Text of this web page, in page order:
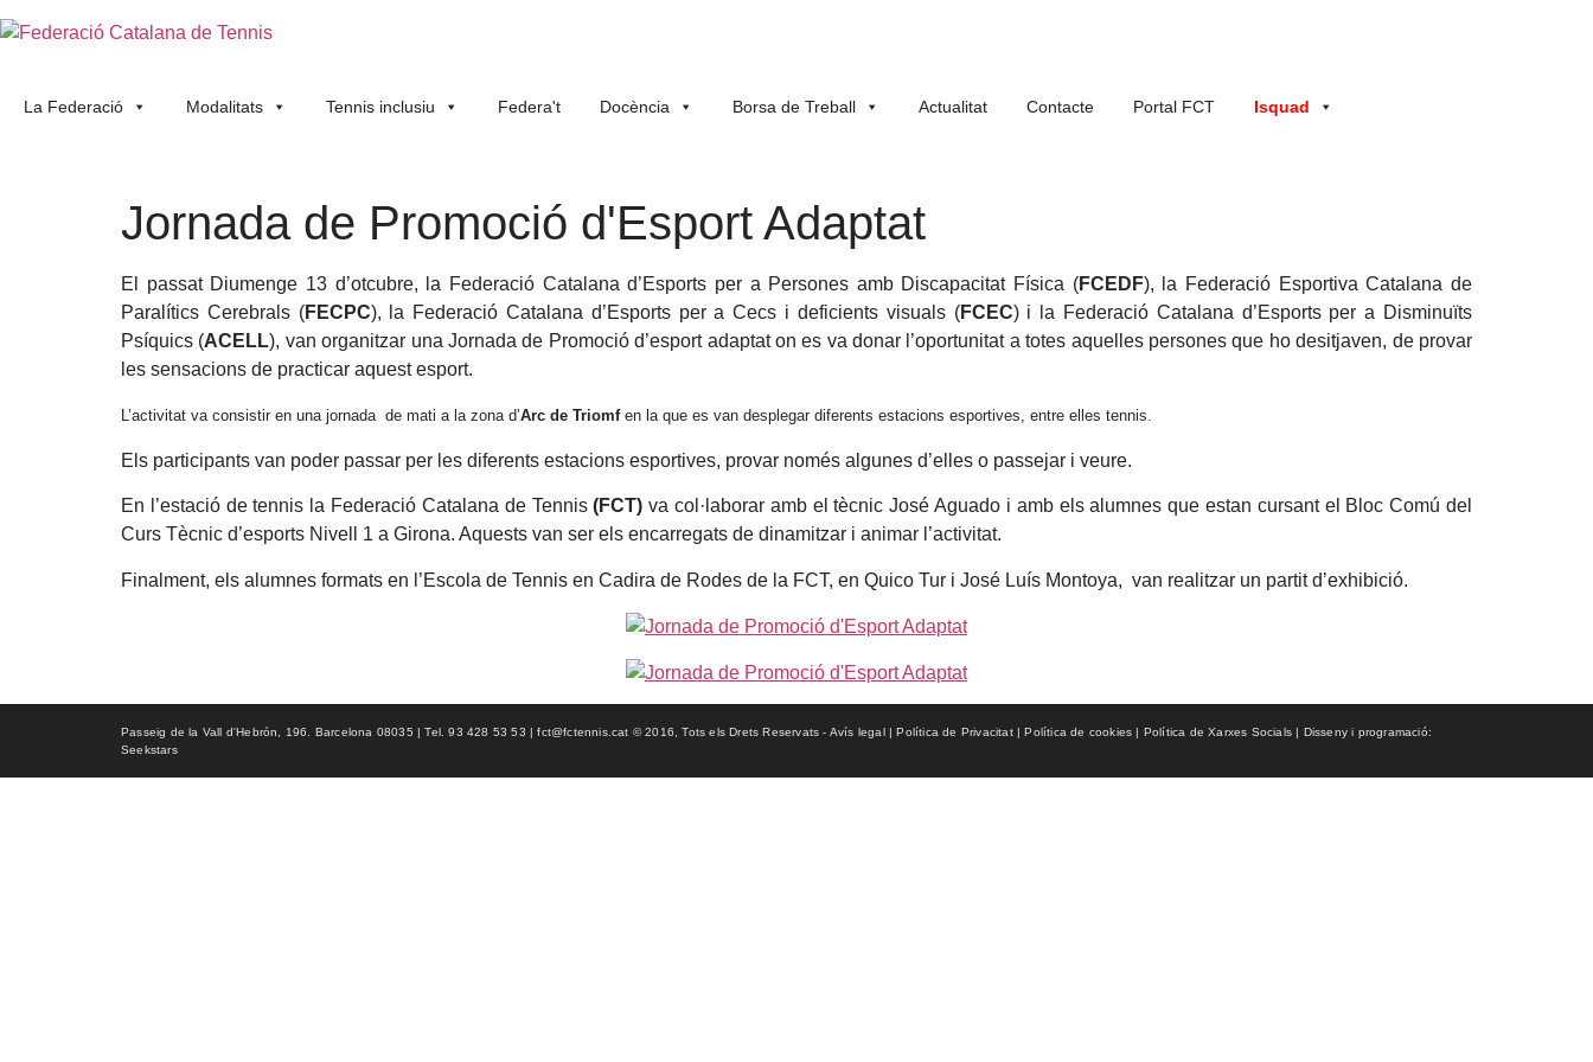
La Federació Modalitats Tennis inclusiu Federa't Docència Borsa de Treball Actualitat Contacte Portal FCT Isquad
Jornada de Promoció d'Esport Adaptat
El passat Diumenge 13 d’otcubre, la Federació Catalana d’Esports per a Persones amb Discapacitat Física (FCEDF), la Federació Esportiva Catalana de
Paralítics Cerebrals (FECPC), la Federació Catalana d’Esports per a Cecs i deficients visuals (FCEC) i la Federació Catalana d’Esports per a Disminuïts
Psíquics (ACELL), van organitzar una Jornada de Promoció d’esport adaptat on es va donar l’oportunitat a totes aquelles persones que ho desitjaven, de provar
les sensacions de practicar aquest esport.
L’activitat va consistir en una jornada de mati a la zona d’Arc de Triomfen la que es van desplegar diferents estacions esportives, entre elles tennis.
Els participants van poder passar per les diferents estacions esportives, provar només algunes d’elles o passejar i veure.
En l’estació de tennis la Federació Catalana de Tennis(FCT)va col·laborar amb el tècnic José Aguado i amb els alumnes que estan cursant el Bloc Comú del
Curs Tècnic d’esports Nivell 1 a Girona. Aquests van ser els encarregats de dinamitzar i animar l’activitat.
Finalment, els alumnes formats en l’Escola de Tennis en Cadira de Rodes de la FCT, en Quico Tur i José Luís Montoya, van realitzar un partit d’exhibició.
Passeig de la Vall d'Hebrón, 196. Barcelona 08035 | Tel. 93 428 53 53 | fct@fctennis.cat © 2016, Tots els Drets Reservats - Avís legal | Política de Privacitat | Política de cookies | Política de Xarxes Socials | Disseny i programació:
Seekstars